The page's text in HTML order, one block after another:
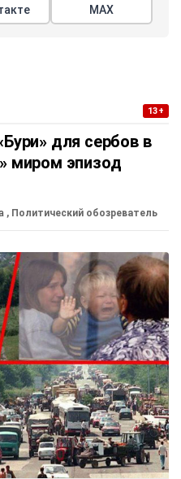
МАХ
13+
для сербов в
миром эпизод
, Политический обозреватель